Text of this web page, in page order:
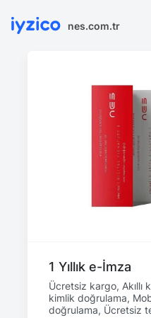
nes.com.tr
1 Yıllık e-İmza
Ücretsiz kargo,
kimlik doğrulama,
doğrulama, Ücretsiz